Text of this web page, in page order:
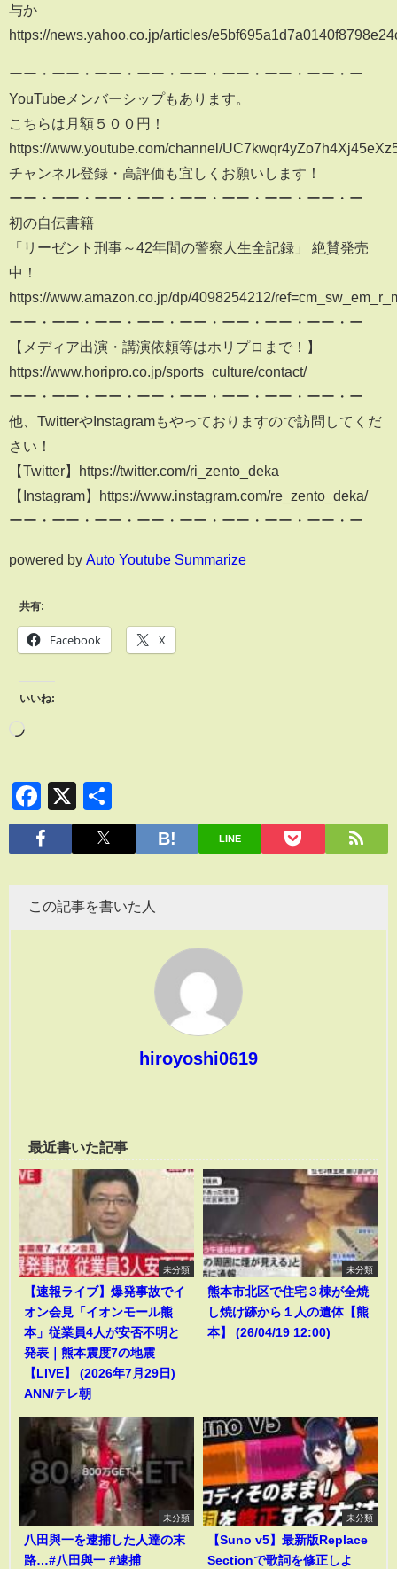
与か
https://news.yahoo.co.jp/articles/
ーー・ーー・ーー・ーー・ーー・ーー・ーー・ーー・ー
YouTubeメンバーシップもあります。
こちらは月額５００円！
https://www.youtube.com/channel/
チャンネル登録・高評価も宜しくお願いします！
ーー・ーー・ーー・ーー・ーー・ーー・ーー・ーー・ー
初の自伝書籍
「リーゼント刑事～42年間の警察人生全記録」 絶賛発売
中！
https://www.amazon.co.jp/dp/4098254212/
ーー・ーー・ーー・ーー・ーー・ーー・ーー・ーー・ー
【メディア出演・講演依頼等はホリプロまで！】
https://www.horipro.co.jp/sports_culture/contact/
ーー・ーー・ーー・ーー・ーー・ーー・ーー・ーー・ー
他、TwitterやInstagramもやっておりますので訪問してくだ
さい！
【Twitter】https://twitter.com/ri_zento_deka​​​
【Instagram】https://www.instagram.com/re_zento_deka/
ーー・ーー・ーー・ーー・ーー・ーー・ーー・ーー・ー
powered by Auto Youtube Summarize
共有:
Facebook X
いいね:
Facebook
X
有
LINE
この記事を書いた人
hiroyoshi0619
最近書いた記事
未分類
【速報ライブ】爆発事故でイ
オン会見「イオンモール熊
本」従業員4人が安否不明と
発表｜熊本震度7の地震
【LIVE】 (2026年7月29日)
ANN/テレ朝
未分類
熊本市北区で住宅３棟が全焼
し焼け跡から１人の遺体【熊
本】 (26/04/19 12:00)
未分類
八田與一を逮捕した人達の末
路…#八田與一 #逮捕
未分類
【Suno v5】最新版Replace
Sectionで歌詞を修正しよ